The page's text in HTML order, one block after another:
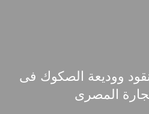
ووديعة الصكوك فى
المصرى